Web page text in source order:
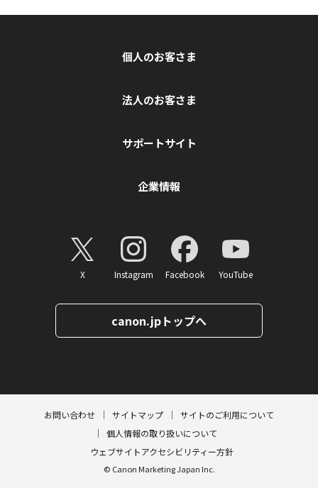
個人のお客さま
法人のお客さま
サポートサイト
企業情報
X Instagram Facebook YouTube
canon.jpトップへ
お問い合わせ サイトマップ
サイトのご利用について
個人情報の取り扱いについて
ウェブサイトアクセシビリティー方針
© Canon Marketing Japan Inc.